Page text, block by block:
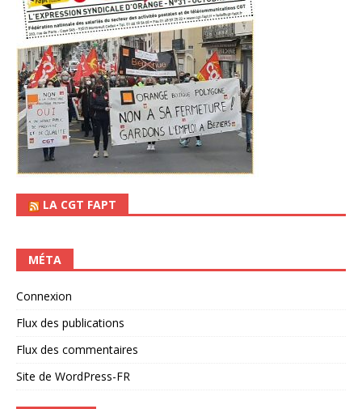
LA CGT FAPT
MÉTA
Connexion
Flux des publications
Flux des commentaires
Site de WordPress-FR